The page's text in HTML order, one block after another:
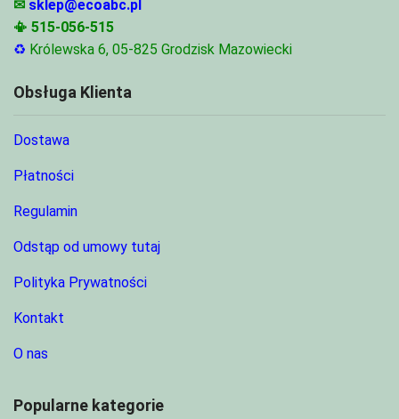
✉ sklep@ecoabc.pl
📳 515-056-515
♻ Królewska 6, 05-825 Grodzisk Mazowiecki
Obsługa Klienta
Dostawa
Płatności
Regulamin
Odstąp od umowy tutaj
Polityka Prywatności
Kontakt
O nas
Popularne kategorie